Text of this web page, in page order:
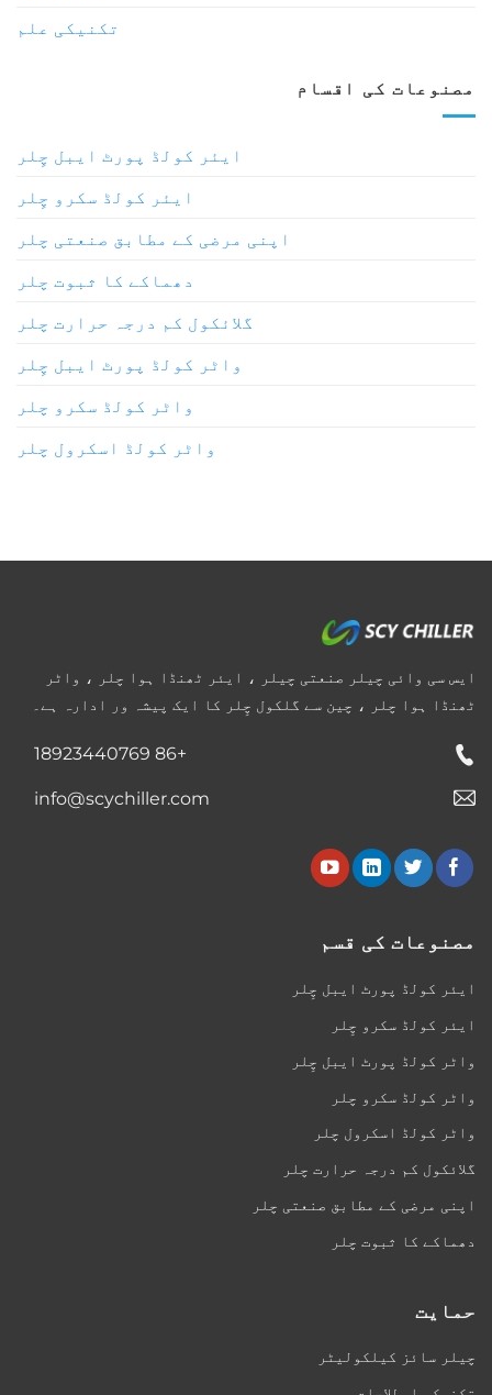
تکنیکی علم
مصنوعات کی اقسام
ایئر کولڈ پورٹ ایبل چِلر
ایئر کولڈ سکرو چِلر
اپنی مرضی کے مطابق صنعتی چلر
دھماکے کا ثبوت چلر
گلائکول کم درجہ حرارت چلر
واٹر کولڈ پورٹ ایبل چِلر
واٹر کولڈ سکرو چلر
واٹر کولڈ اسکرول چلر
ایس سی وائی چیلر صنعتی چیلر ، ایئر ٹھنڈا ہوا چلر ، واٹر
ٹھنڈا ہوا چلر ، چین سے گلکول چِلر کا ایک پیشہ ور ادارہ ہے۔
+86 18923440769
info@scychiller.com
مصنوعات کی قسم
ایئر کولڈ پورٹ ایبل چِلر
ایئر کولڈ سکرو چِلر
واٹر کولڈ پورٹ ایبل چِلر
واٹر کولڈ سکرو چلر
واٹر کولڈ اسکرول چلر
گلائکول کم درجہ حرارت چلر
اپنی مرضی کے مطابق صنعتی چلر
دھماکے کا ثبوت چلر
حمایت
چیلر سائز کیلکولیٹر